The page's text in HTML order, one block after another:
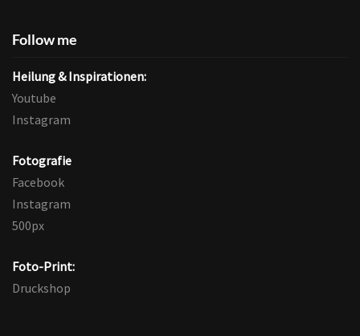
Follow me
Heilung & Inspirationen:
Youtube
Instagram
Fotografie
Facebook
Instagram
500px
Foto-Print:
Druckshop